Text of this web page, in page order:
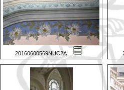
20160600569NUC2A